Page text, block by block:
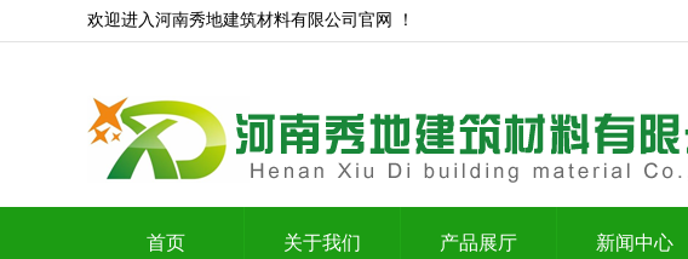
欢迎进入河南秀地建筑材料有限公司官网 ！
首页 关于我们 产品展厅 新闻中心